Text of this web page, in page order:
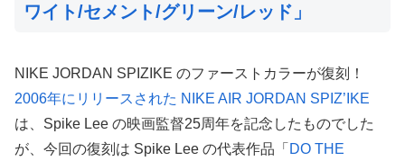
ワイト/セメント/グリーン/レッド」
NIKE JORDAN SPIZIKE のファーストカラーが復刻！
2006年にリリースされた NIKE AIR JORDAN SPIZ’IKE
は、Spike Lee の映画監督25周年を記念したものでした
が、今回の復刻は Spike Lee の代表作品「 DO THE